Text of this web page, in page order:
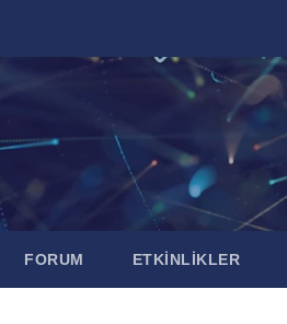
FORUM ETKİNLİKLER